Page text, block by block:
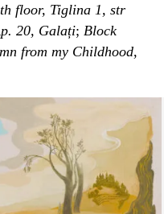
floor, Tiglina 1, str
20, Galați; Block
from my Childhood,